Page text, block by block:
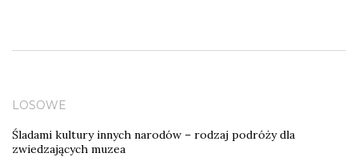
LOSOWE
Śladami kultury innych narodów – rodzaj podróży dla
zwiedzających muzea